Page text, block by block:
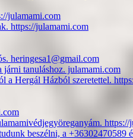
julamami.com
https://julamami.com
heringesa1@gmail.com
járni tanuláshoz. julamami.com
a Hergál Házból szeretettel.
https://
beszélni, a +36302470589